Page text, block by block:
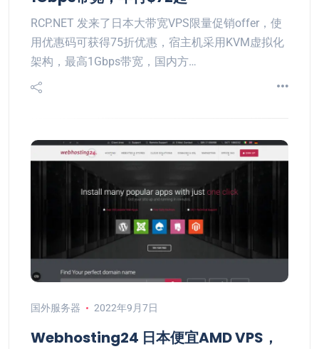
RCP.NET 发来了日本大带宽VPS限量促销offer，使
用优惠码可获得75折优惠，宿主机采用KVM虚拟化
架构，最高1Gbps带宽，国内方…
国外服务器 2022年9月7日
Webhosting24 日本便宜AMD VPS，